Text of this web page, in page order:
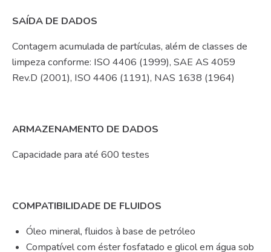
SAÍDA DE DADOS
Contagem acumulada de partículas, além de classes de
limpeza conforme: ISO 4406 (1999), SAE AS 4059
Rev.D (2001), ISO 4406 (1191), NAS 1638 (1964)
ARMAZENAMENTO DE DADOS
Capacidade para até 600 testes
COMPATIBILIDADE DE FLUIDOS
Óleo mineral, fluidos à base de petróleo
Compatível com éster fosfatado e glicol em água sob